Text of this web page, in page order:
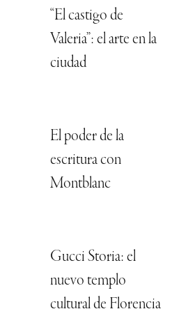
“El castigo de
Valeria”: el arte en la
ciudad
El poder de la
escritura con
Montblanc
Gucci Storia: el
nuevo templo
cultural de Florencia